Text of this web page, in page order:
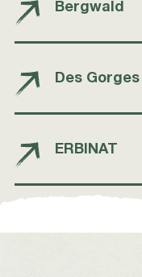
Bergwald
Des Gorges
ERBINAT